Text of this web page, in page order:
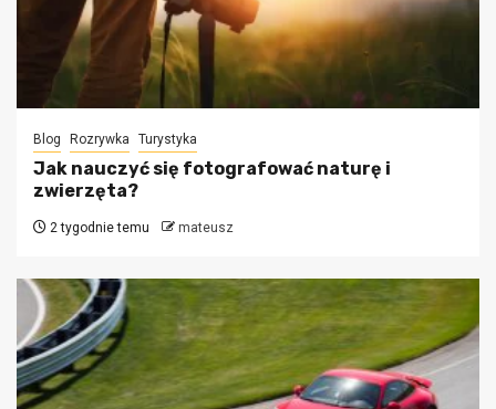
Blog Rozrywka Turystyka
Jak nauczyć się fotografować naturę i
zwierzęta?
2 tygodnie temu mateusz